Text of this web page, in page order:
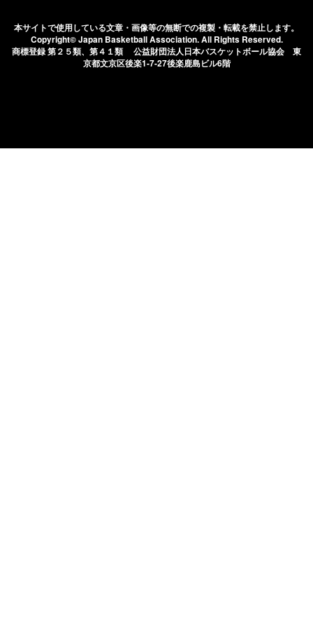
本サイトで使用している文章・画像等の無断での複製・転載を禁止します。
Copyright© Japan Basketball Association.All Rights Reserved.
商標登録 第２５類、第４１類 公益財団法人日本バスケットボール協会 東
京都文京区後楽1-7-27後楽鹿島ビル6階